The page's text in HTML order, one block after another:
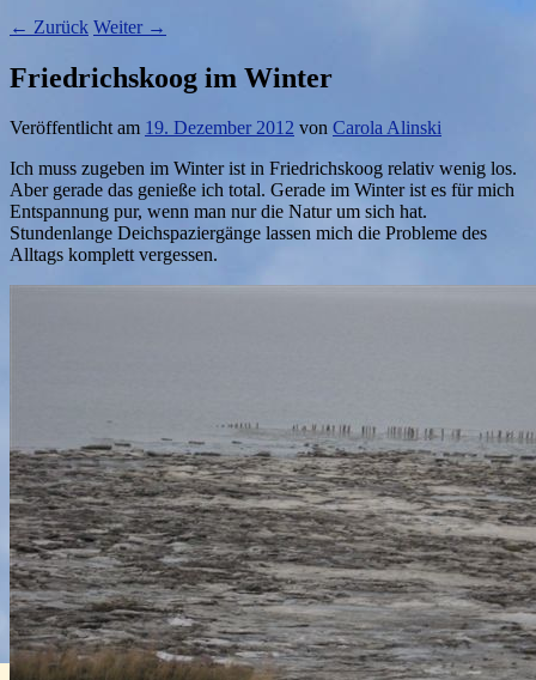
← Zurück Weiter →
Friedrichskoog im Winter
Veröffentlicht am 19. Dezember 2012 von Carola Alinski
Ich muss zugeben im Winter ist in Friedrichskoog relativ wenig los.
Aber gerade das genieße ich total. Gerade im Winter ist es für mich
Entspannung pur, wenn man nur die Natur um sich hat.
Stundenlange Deichspaziergänge lassen mich die Probleme des
Alltags komplett vergessen.